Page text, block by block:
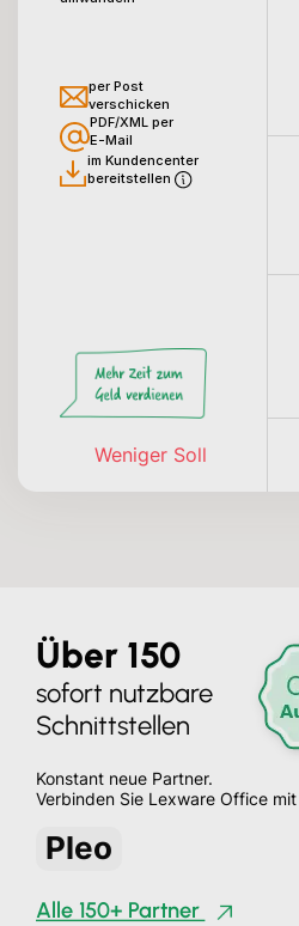
per Post
verschicken
PDF/XML per
E-Mail
im Kundencenter
bereitstellen
Weniger Soll
Über 150
sofort nutzbare
Schnittstellen
Konstant neue Partner.
Verbinden Sie Lexware Office mit
Pleo
Alle 150+ Partner